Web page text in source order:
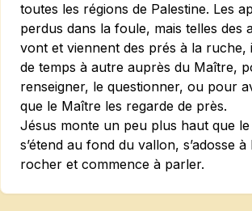
toutes les régions de Palestine. Les
perdus dans la foule, mais telles des
vont et viennent des prés à la ruche,
de temps à autre auprès du Maître,
renseigner, le questionner, ou pour
que le Maître les regarde de près.
Jésus monte un peu plus haut que
s’étend au fond du vallon, s’adosse à
rocher et commence à parler.